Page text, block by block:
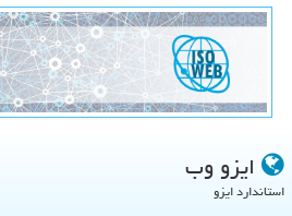
ایزو وب
استاندارد ایزو